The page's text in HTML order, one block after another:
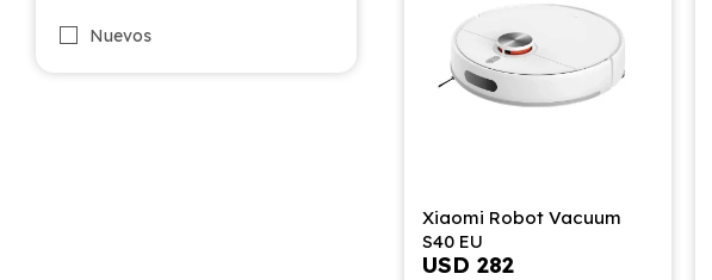
Xiaomi Robot Vacuum
S40 EU
USD 282
Nuevos